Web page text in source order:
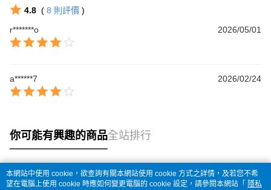
4.8 ( 8 則評價 )
r*******o
2026/05/01
a******7 2026/02/24
你可能有興趣的商品全站排行
熱門標籤
本網站中使用 cookie，欲查詢有關本網站使用 cookie 方式之詳情，及若您不希
望在電腦上使用 cookie 時應如何變更電腦的 cookie 設定，請參閱本網站「 隱私